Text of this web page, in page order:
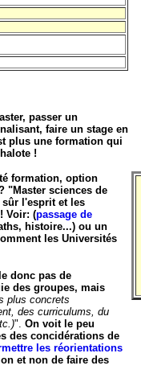
passer un
faire un stage en
plus une formation qui
!
formation, option
"Master sciences de
l'esprit et les
Voir: (passage de
histoire...) ou un
les Universités
donc pas de
des groupes, mais
plus concrets
des curriculums, du
". On voit le peu
des concidérations de
les réorientations
et non de faire des